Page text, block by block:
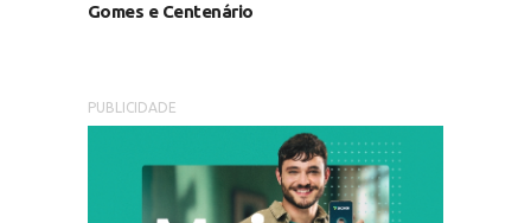
Gomes e Centenário
PUBLICIDADE